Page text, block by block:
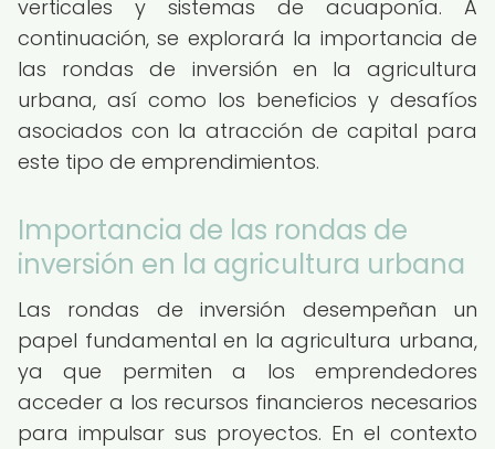
verticales y sistemas de acuaponía. A
continuación, se explorará la importancia de
las rondas de inversión en la agricultura
urbana, así como los beneficios y desafíos
asociados con la atracción de capital para
este tipo de emprendimientos.
Importancia de las rondas de
inversión en la agricultura urbana
Las rondas de inversión desempeñan un
papel fundamental en la agricultura urbana,
ya que permiten a los emprendedores
acceder a los recursos financieros necesarios
para impulsar sus proyectos. En el contexto